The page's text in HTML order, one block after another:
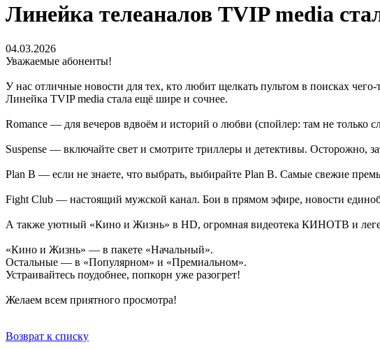
Линейка телеаналов TVIP media
04.03.2026
Уважаемые абоненты!
У нас отличные новости для тех, кто любит щелкать пультом в поисках чего-
Линейка TVIP media стала ещё шире и сочнее.
Romance — для вечеров вдвоём и историй о любви (спойлер: там не только
Suspense — включайте свет и смотрите триллеры и детективы. Осторожно,
Plan B — если не знаете, что выбрать, выбирайте Plan B. Самые свежие
Fight Club — настоящий мужской канал. Бои в прямом эфире, новости
А также уютный «Кино и Жизнь» в HD, огромная видеотека КИНОТВ и
«Кино и Жизнь» — в пакете «Начальный».
Остальные — в «Популярном» и «Премиальном».
Устраивайтесь поудобнее, попкорн уже разогрет!
Желаем всем приятного просмотра!
Возврат к списку